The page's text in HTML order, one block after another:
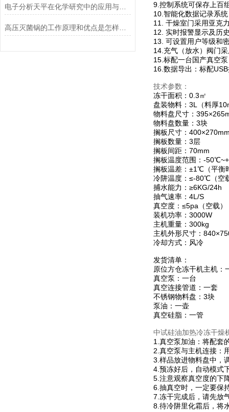
电子分析天平在化学研究中的应用与优势说明
高压灭菌锅的工作原理和优点是怎样的？
9.控制系统可保存上百
10.智能化数据记录系
11. 干燥室门采用亚克
12. 实时报警显示及历
13. 可设置用户等级和
14.充气（放水）阀门
15.标配一台国产真空
16.数据导出：标配
技术参数：
冻干面积：0.3㎡
盘装物料：3L（料厚
物料盘尺寸：
物料盘数量：3块
搁板尺寸：
搁板数量：3层
搁板间距：70mm
搁板温度范围：-
搁板温差：±1℃（平衡
冷阱温度：≤-80℃（空
捕水能力：≥6KG/24h
抽气速率：4L/S
真空度：≤5pa（空载）
装机功率：3000W
主机重量：300kg
主机外形尺寸：
冷却方式：风冷
发货清单：
原位方仓冻干机主机：
真空泵：一台
真空连接管道：一套
不锈钢物料盘：3块
泵油：一壶
真空硅脂：一管
中试硅油加热冷冻干燥
1.真空泵加油：将配套
2.真空泵与主机连接：
3.样品放进物料盘中，
4.预冻好后，自动模式
5.注意观察真空度的下
6.抽真空时，一定要保
7.冻干完成后，请先放
8.待冷阱里化霜后，将